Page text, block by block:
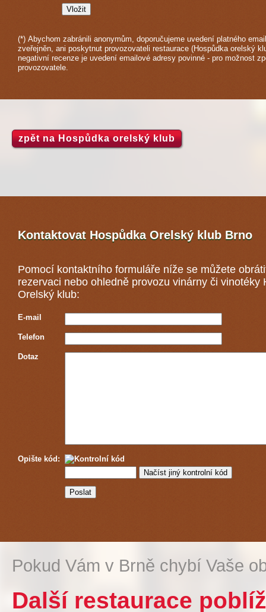
(*) Abychom zabránili anonymům, doporučujeme uvedení platného
zveřejněn, ani poskytnut provozovateli restaurace (Hospůdka orelský
negativní recenze je uvedení emailové adresy povinné - pro možnost
provozovatele.
zpět na Hospůdka orelský klub
Kontaktovat Hospůdka Orelský klub Brno
Pomocí kontaktního formuláře níže se můžete
rezervaci nebo ohledně provozu vinárny či vinotéky
Orelský klub:
E-mail
Telefon
Dotaz
Opište kód:
Pokud Vám v Brně chybí Vaše
Další restaurace